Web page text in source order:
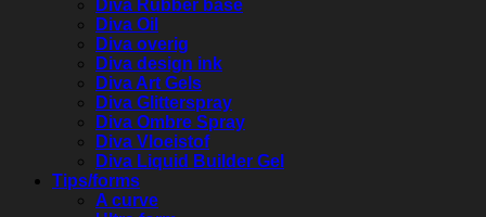
Diva Rubber base
Diva Oil
Diva overig
Diva design ink
Diva Art Gels
Diva Glitterspray
Diva Ombre Spray
Diva Vloeistof
Diva Liquid Builder Gel
Tips/forms
A curve